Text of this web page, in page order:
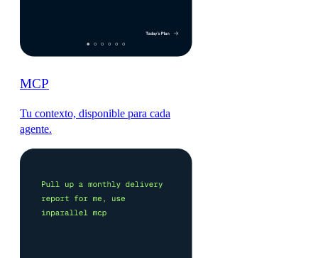
MCP
Tu contexto, disponible para cada
agente.